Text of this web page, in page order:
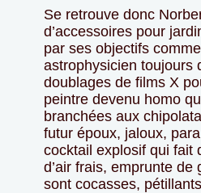
Se retrouve donc
d’accessoires pour
par ses objectifs
astrophysicien toujours
doublages de films X
peintre devenu homo
branchées aux
futur époux, jaloux,
cocktail explosif qui fait
d’air frais, emprunte
sont cocasses,